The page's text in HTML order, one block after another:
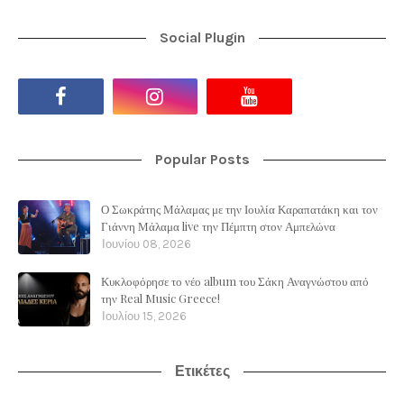
Social Plugin
Popular Posts
Ο Σωκράτης Μάλαμας με την Ιουλία Καραπατάκη και τον
Γιάννη Μάλαμα live την Πέμπτη στον Αμπελώνα
Ιουνίου 08, 2026
Κυκλοφόρησε το νέο album του Σάκη Αναγνώστου από
την Real Music Greece!
Ιουλίου 15, 2026
Ετικέτες